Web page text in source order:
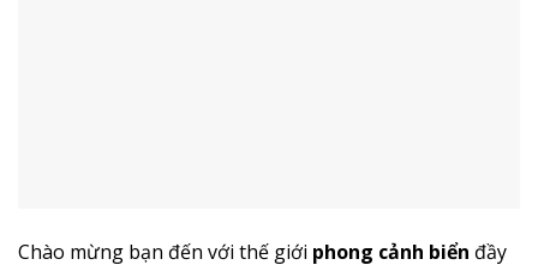
Chào mừng bạn đến với thế giới phong cảnh biển đầy